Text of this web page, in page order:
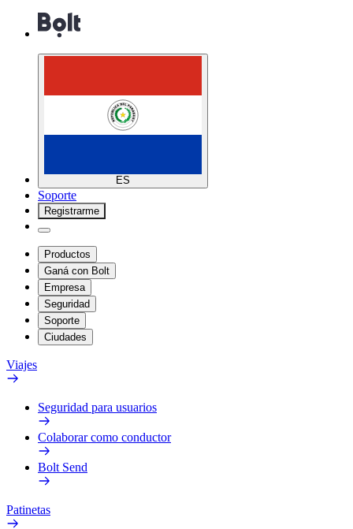
ES
Soporte
Registrarme
Productos
Ganá con Bolt
Empresa
Seguridad
Soporte
Ciudades
Viajes
Seguridad para usuarios
Colaborar como conductor
Bolt Send
Patinetas